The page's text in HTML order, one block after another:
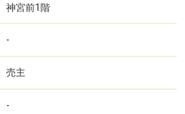
神宮前1階
-
売主
-